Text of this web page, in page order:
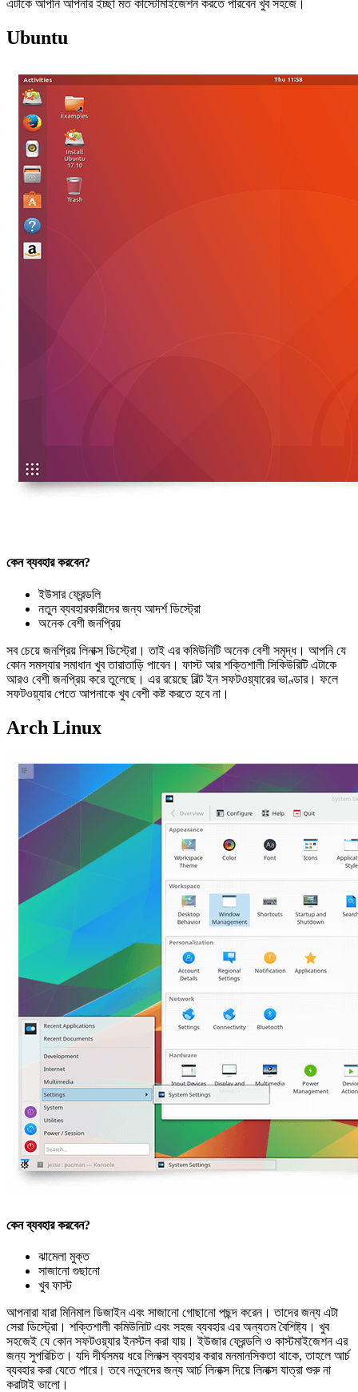
এটাকে আপনি আপনার ইচ্ছা মত কাস্টোমাইজেশন করতে পারবেন খুব সহজে।
Ubuntu
কেন ব্যবহার করবেন?
ইউসার ফ্রেন্ডলি
নতুন ব্যবহারকারীদের জন্য আদর্শ ডিস্ট্রো
অনেক বেশী জনপ্রিয়
সব চেয়ে জনপ্রিয় লিনাক্স ডিস্ট্রো। তাই এর কমিউনিটি অনেক বেশী সমৃদ্ধ। আপনি যে
কোন সমস্যার সমাধান খুব তারাতাড়ি পাবেন। ফাস্ট আর শক্তিশালী সিকিউরিটি এটাকে
আরও বেশী জনপ্রিয় করে তুলেছে। এর রয়েছে বিল্ট ইন সফটওয়্যারের ভাণ্ডার। ফলে
সফটওয়্যার পেতে আপনাকে খুব বেশী কষ্ট করতে হবে না।
Arch Linux
কেন ব্যবহার করবেন?
ঝামেলা মুক্ত
সাজানো গুছানো
খুব ফাস্ট
আপনারা যারা মিনিমাল ডিজাইন এবং সাজানো গোছানো পছন্দ করেন। তাদের জন্য এটা
সেরা ডিস্ট্রো। শক্তিশালী কমিউনিাট এবং সহজ ব্যবহার এর অন্যতম বৈশিষ্ট্য। খুব
সহজেই যে কোন সফটওয়্যার ইনস্টল করা যায়। ইউজার ফ্রেন্ডলি ও কাস্টমাইজেশন এর
জন্য সুপরিচিত। যদি দীর্ঘসময় ধরে লিনাক্স ব্যবহার করার মনমানসিকতা থাকে, তাহলে আর্চ
ব্যবহার করা যেতে পারে। তবে নতুনদের জন্য আর্চ লিনাক্স দিয়ে লিনাক্স যাত্রা শুরু না
করাটাই ভালো।